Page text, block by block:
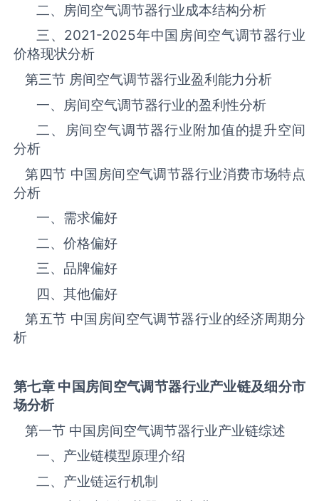
二、‌房间空气调节器‌行业成本结构分析
三、 2021-2025年中国‌房间空气调节器‌‌‌‌行业
价格现状分析
第三节 ‌房间空气调节器‌‌‌‌行业盈利能力分析
一、‌房间空气调节器‌‌‌‌行业的盈利性分析
二、‌房间空气调节器‌‌‌‌行业附加值的提升空间
分析
第四节 中国‌房间空气调节器‌‌‌‌行业消费市场特点
分析
一、需求偏好
二、价格偏好
三、品牌偏好
四、其他偏好
第五节 中国‌房间空气调节器‌‌‌‌行业的经济周期分
析
第七章 中国房间空气调节器行业产业链及细分市
场分析
第一节 中国‌房间空气调节器‌‌‌‌行业产业链综述
一、产业链模型原理介绍
二、产业链运行机制